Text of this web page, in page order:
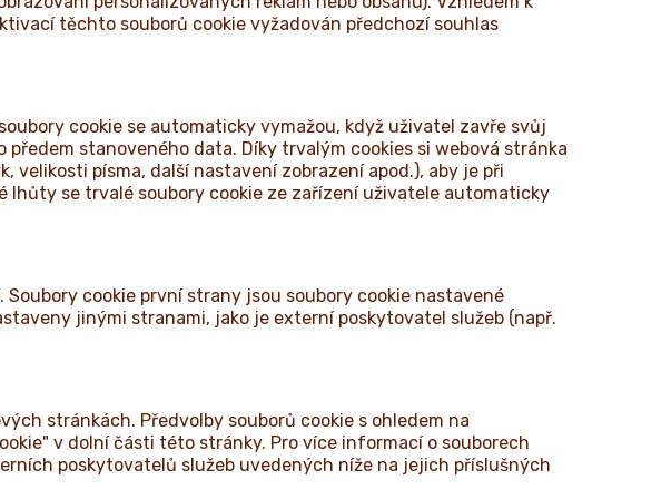
těchto souborů cookie vyžadován předchozí souhlas
cookie se automaticky vymažou, když uživatel zavře svůj
stanoveného data. Díky trvalým cookies si webová stránka
písma, další nastavení zobrazení apod.), aby je při
se trvalé soubory cookie ze zařízení uživatele automaticky
cookie první strany jsou soubory cookie nastavené
jinými stranami, jako je externí poskytovatel služeb (např.
stránkách. Předvolby souborů cookie s ohledem na
v dolní části této stránky. Pro více informací o souborech
poskytovatelů služeb uvedených níže na jejich příslušných